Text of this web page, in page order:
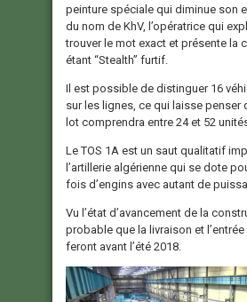
peinture spéciale qui diminue son
du nom de KhV, l’opératrice qui
trouver le mot exact et présente la
étant “Stealth” furtif.
Il est possible de distinguer 16
sur les lignes, ce qui laisse penser
lot comprendra entre 24 et 52
Le TOS 1A est un saut qualitatif
l’artillerie algérienne qui se dote
fois d’engins avec autant de
Vu l’état d’avancement de la
probable que la livraison et
feront avant l’été 2018.